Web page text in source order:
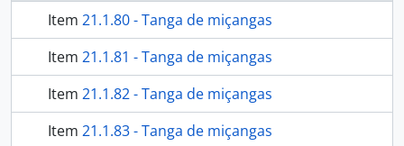
Item 21.1.80 - Tanga de miçangas
Item 21.1.81 - Tanga de miçangas
Item 21.1.82 - Tanga de miçangas
Item 21.1.83 - Tanga de miçangas